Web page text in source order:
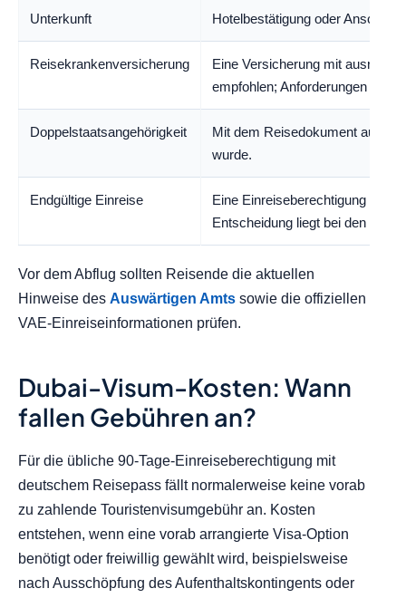
Unterkunft Hotelbestätigung oder Anschrift
Reisekrankenversicherung
Eine Versicherung mit
empfohlen; Anforderungen
Doppelstaatsangehörigkeit
Mit dem Reisedokument
wurde.
Endgültige Einreise
Eine Einreiseberechtigung
Entscheidung liegt bei den
Vor dem Abflug sollten Reisende die aktuellen
Hinweise des Auswärtigen Amts sowie die offiziellen
VAE-Einreiseinformationen prüfen.
Dubai-Visum-Kosten: Wann
fallen Gebühren an?
Für die übliche 90-Tage-Einreiseberechtigung mit
deutschem Reisepass fällt normalerweise keine vorab
zu zahlende Touristenvisumgebühr an. Kosten
entstehen, wenn eine vorab arrangierte Visa-Option
benötigt oder freiwillig gewählt wird, beispielsweise
nach Ausschöpfung des Aufenthaltskontingents oder